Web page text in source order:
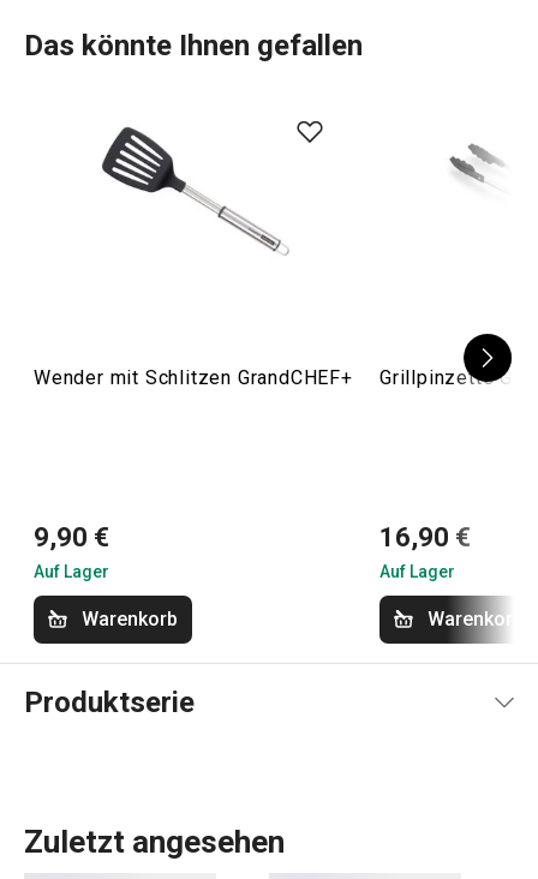
Das könnte Ihnen gefallen
Wender mit Schlitzen GrandCHEF+
9,90 €
Auf Lager
Warenkorb
Grillpinzette
16,90 €
Auf Lager
Warenkorb
Produktserie
Zuletzt angesehen